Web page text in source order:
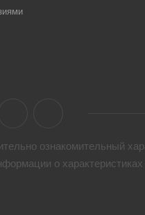
ознакомительный
о